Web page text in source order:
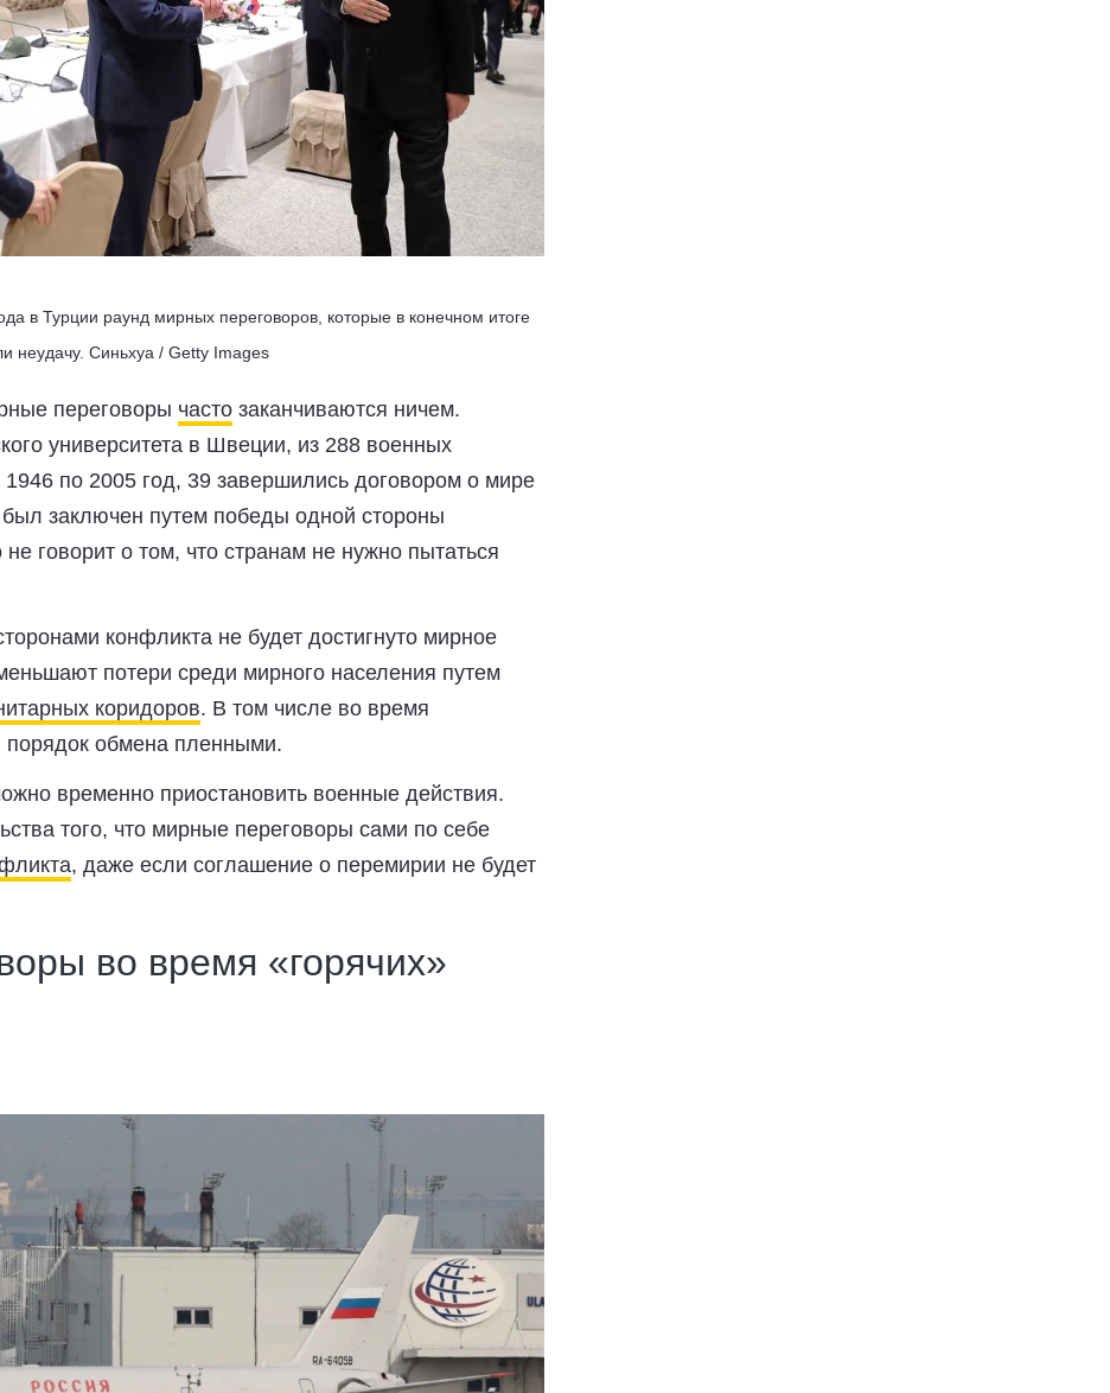
в Турции раунд мирных переговоров, которые в конечном итоге
неудачу. Синьхуа / Getty Images
переговоры часто заканчиваются ничем.
университета в Швеции, из 288 военных
по 2005 год, 39 завершились договором о мире
заключен путем победы одной стороны
говорит о том, что странам не нужно пытаться
конфликта не будет достигнуто мирное
потери среди мирного населения путем
коридоров. В том числе во время
порядок обмена пленными.
временно приостановить военные действия.
того, что мирные переговоры сами по себе
, даже если соглашение о перемирии не будет
во время «горячих»